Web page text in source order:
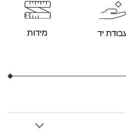
יד מידות